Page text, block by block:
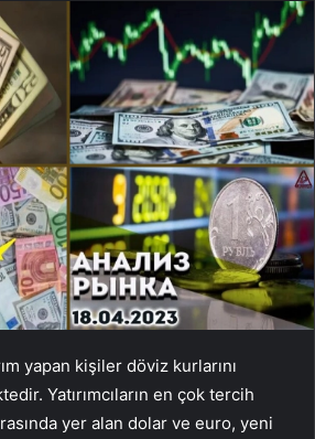
yapan kişiler döviz kurlarını
Yatırımcıların en çok tercih
yer alan dolar ve euro, yeni